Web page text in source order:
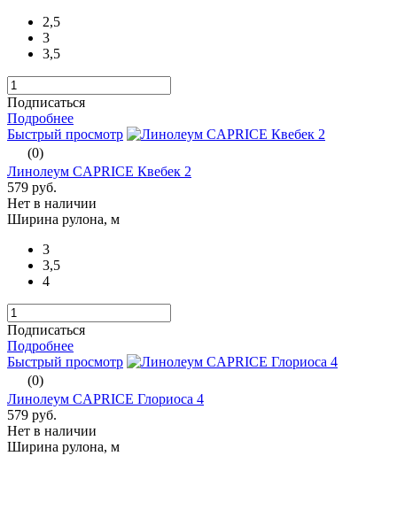
2,5
3
3,5
Подписаться
Подробнее
Быстрый просмотр
(0)
Линолеум CAPRICE Квебек 2
579 руб.
Нет в наличии
Ширина рулона, м
3
3,5
4
Подписаться
Подробнее
Быстрый просмотр
(0)
Линолеум CAPRICE Глориоса 4
579 руб.
Нет в наличии
Ширина рулона, м